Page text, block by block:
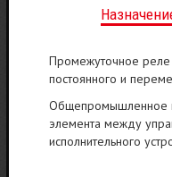
Промежуточное реле
постоянного и
Общепромышленное
элемента между
исполнительного